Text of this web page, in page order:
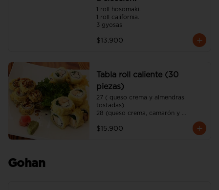
1 roll hosomaki.
1 roll california.
3 gyosas
$13.900
Tabla roll caliente (30
piezas)
27 ( queso crema y almendras
tostadas)
28 (queso crema, camarón y
29 (queso crema, pollo y ciboulette)
$15.900
Gohan